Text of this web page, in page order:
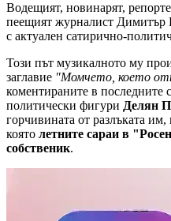
Водещият, новинарят,
пеещият журналист Димитър
с актуален сатирично-
Този път музикалното му
заглавие "Момчето, което
коментираните в последните
политически фигури Делян
горчивината от разлъката им,
която летните сараи в
собственик.